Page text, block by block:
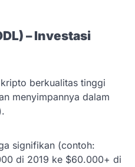
– Investasi
berkualitas tinggi
menyimpannya dalam
signifikan (contoh:
di 2019 ke $60.000+ di